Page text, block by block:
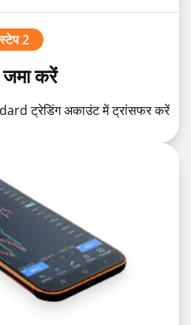
स्टेप 2
करें
ट्रेडिंग अकाउंट में ट्रांसफर करें